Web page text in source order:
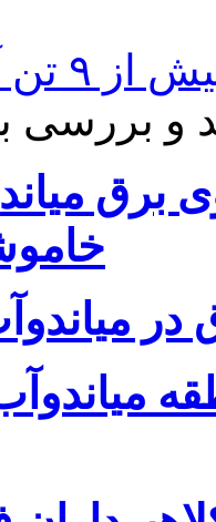
در میاندوآب
و بررسی
برق